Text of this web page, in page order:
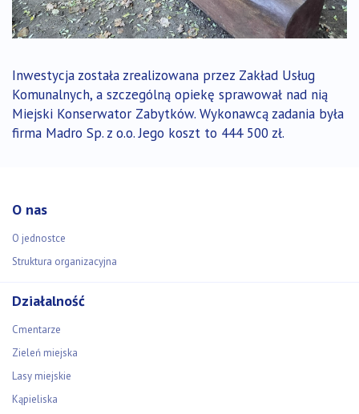
Inwestycja została zrealizowana przez Zakład Usług
Komunalnych, a szczególną opiekę sprawował nad nią
Miejski Konserwator Zabytków. Wykonawcą zadania była
firma Madro Sp. z o.o. Jego koszt to 444 500 zł.
O nas
O jednostce
Struktura organizacyjna
Działalność
Cmentarze
Zieleń miejska
Lasy miejskie
Kąpieliska